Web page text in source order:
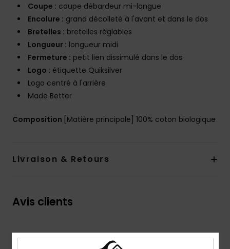
Coupe : coupe débardeur mi-longue
Encolure : grand décolleté à l'avant et dans le dos
Bretelles : bretelles réglables
Longueur : longueur midi
Fermeture : petit lien dissimulé dans le dos
Logo : étiquette Quiksilver
Logo centré à l'arrière
Made Better
Composition [Matière principale] 100% coton biologique
Livraison & Retours
Avis clients
Note moyenne